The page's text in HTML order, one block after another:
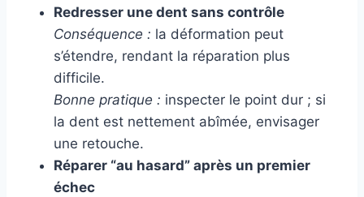
Redresser une dent sans contrôle
Conséquence : la déformation peut
s’étendre, rendant la réparation plus
difficile.
Bonne pratique : inspecter le point dur ; si
la dent est nettement abîmée, envisager
une retouche.
Réparer “au hasard” après un premier
échec